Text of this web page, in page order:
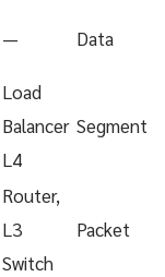
— Data
Load
Balancer
L4
Segment
Router,
L3
Switch
Packet